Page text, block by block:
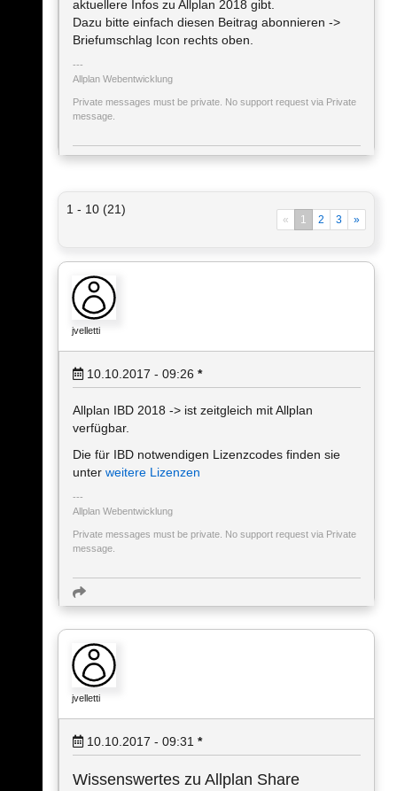
aktuellere Infos zu Allplan 2018 gibt.
Dazu bitte einfach diesen Beitrag abonnieren ->
Briefumschlag Icon rechts oben.
Allplan Webentwicklung
Private messages must be private. No support request via Private
message.
1 - 10 (21)
« 1 2 3 »
jvelletti
10.10.2017 - 09:26 *
Allplan IBD 2018 -> ist zeitgleich mit Allplan
verfügbar.
Die für IBD notwendigen Lizenzcodes finden sie
unter weitere Lizenzen
Allplan Webentwicklung
Private messages must be private. No support request via Private
message.
jvelletti
10.10.2017 - 09:31 *
Wissenswertes zu Allplan Share